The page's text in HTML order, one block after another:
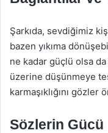
Şarkıda, sevdiğimiz
bazen yıkıma
ne kadar güçlü olsa da
üzerine düşünmeye
karmaşıklığını gözler
Sözlerin Gücü